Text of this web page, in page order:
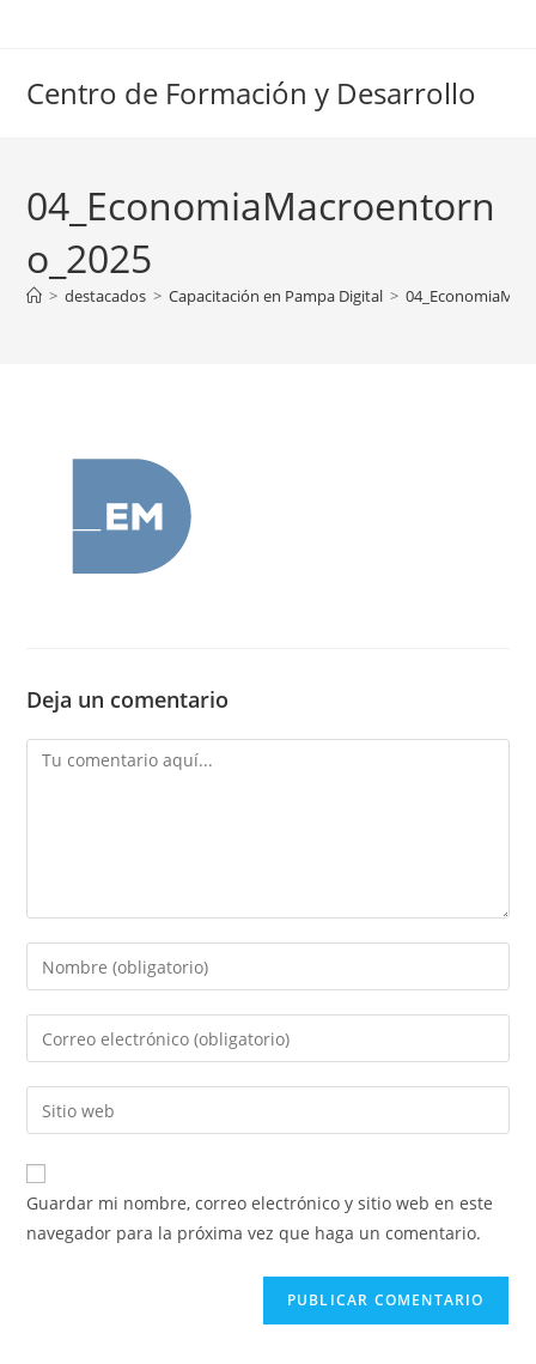
Centro de Formación y Desarrollo
04_EconomiaMacroentorn
o_2025
> destacados > Capacitación en Pampa Digital >
Deja un comentario
Comentario
Introducí
tu
nombre
de
usuario
para
comentar
Introducí
tu
dirección
de
electrónico
para
comentar
Introducí
la
URL
de
Guardar mi nombre, correo electrónico y sitio web en este
navegador para la próxima vez que haga un comentario.